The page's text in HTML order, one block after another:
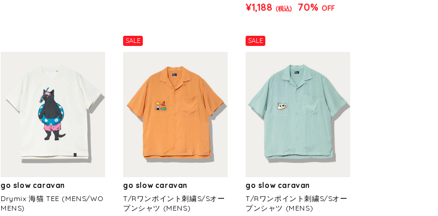
¥1,188 (税込) 70% OFF
go slow caravan
Drymix 海猫 TEE (MENS/WO
MENS)
SALE
go slow caravan
T/Rワンポイント刺繍S/Sオー
プンシャツ (MENS)
SALE
go slow caravan
T/Rワンポイント刺繍S/Sオー
プンシャツ (MENS)